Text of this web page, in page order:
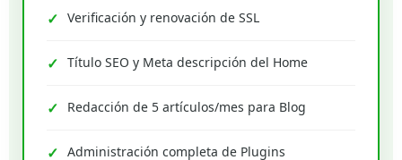
Verificación y renovación de SSL
Título SEO y Meta descripción del Home
Redacción de 5 artículos/mes para Blog
Administración completa de Plugins